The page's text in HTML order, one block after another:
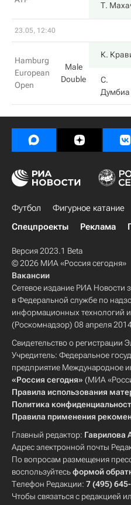
Т.
23.05, 12:40
Hamburg
European
Open
Male
Double
К.
С.
Думбиа
Футбол Фигурное катание
Спецпроекты
Реклама
Версия 2023.1 Beta
© 2026 МИА «Россия сегодня»
Вакансии
Сетевое издание РИА Новости
в Федеральной службе по
информационных технологий
(Роскомнадзор) 08 апреля
Свидетельство о
Учредитель: Федеральное
предприятие Международное
«Россия сегодня» (МИА
Правила использования
Политика
Правила применения
Главный редактор: Гаврилова
Адрес электронной почты
По вопросам размещения
воспользуйтесьформой
Телефон Редакции: 7 (495)
Чтобы связаться с редакцией